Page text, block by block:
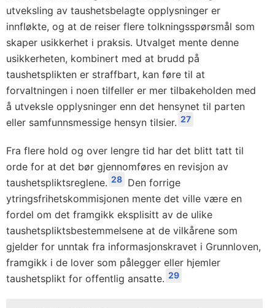
utveksling av taushetsbelagte opplysninger er
innfløkte, og at de reiser flere tolkningsspørsmål som
skaper usikkerhet i praksis. Utvalget mente denne
usikkerheten, kombinert med at brudd på
taushetsplikten er straffbart, kan føre til at
forvaltningen i noen tilfeller er mer tilbakeholden med
å utveksle opplysninger enn det hensynet til parten
eller samfunnsmessige hensyn tilsier. 27
Fra flere hold og over lengre tid har det blitt tatt til
orde for at det bør gjennomføres en revisjon av
taushetspliktsreglene. 28 Den forrige
ytringsfrihetskommisjonen mente det ville være en
fordel om det framgikk eksplisitt av de ulike
taushetspliktsbestemmelsene at de vilkårene som
gjelder for unntak fra informasjonskravet i Grunnloven,
framgikk i de lover som pålegger eller hjemler
taushetsplikt for offentlig ansatte. 29